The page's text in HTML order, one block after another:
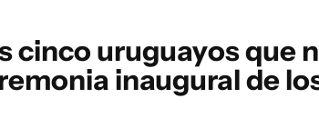
cinco uruguayos que
inaugural de